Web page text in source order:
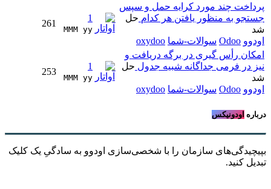
پرداخت چند مورد کرایه حمل و سپس
جستجو به منظور یافتن هر کدام حل
شد
اودوو Odoo سوالات-شما oxydoo
1
MMM yy
261
امکان رأس گیری در برگه دریافت و
نیز در فرمی جداگانه شبیه جدول حل
شد
اودوو Odoo سوالات-شما oxydoo
1
MMM yy
253
درباره اودونیکس
بپیچیدگی‌های سازمان را با شخصی‌سازی اودوو به سادگیِ یک کلیک
تبدیل کنید.